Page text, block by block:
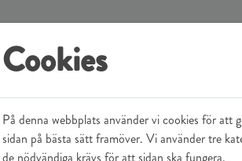
Lediga lägenheter
Filter av. 52 Träffar
Cookies
På denna webbplats använder vi cookies för att
sidan på bästa sätt framöver. Vi använder tre